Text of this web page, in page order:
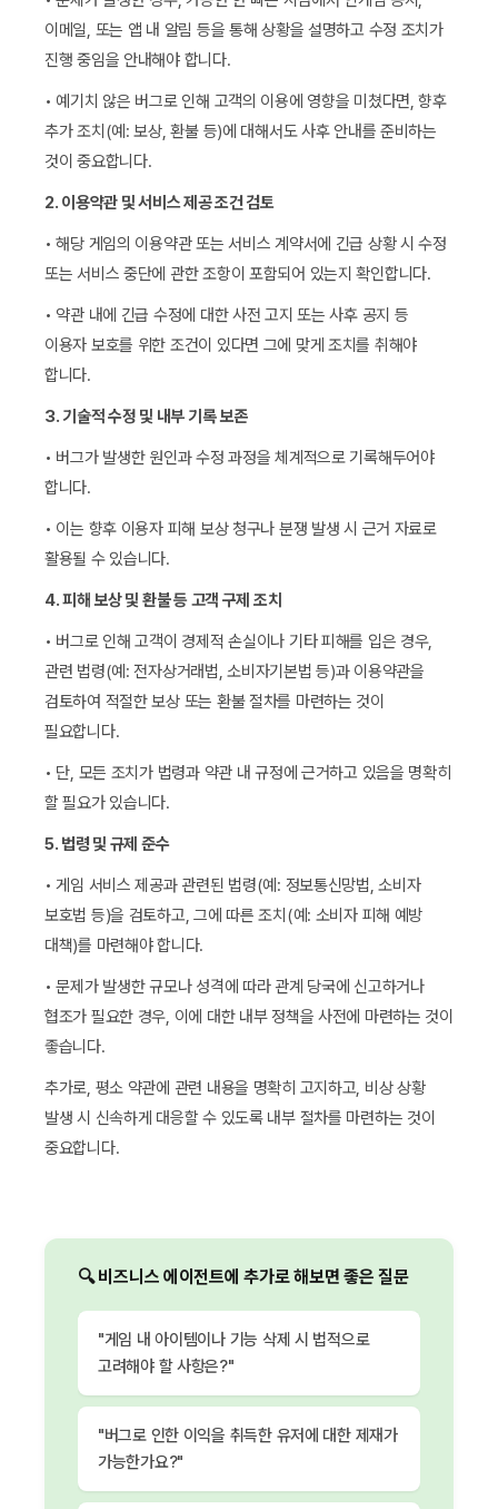
이메일, 또는 앱 내 알림 등을 통해 상황을 설명하고 수정 조치가
진행 중임을 안내해야 합니다.
• 예기치 않은 버그로 인해 고객의 이용에 영향을 미쳤다면, 향후
추가 조치(예: 보상, 환불 등)에 대해서도 사후 안내를 준비하는
것이 중요합니다.
2. 이용약관 및 서비스 제공 조건 검토
• 해당 게임의 이용약관 또는 서비스 계약서에 긴급 상황 시 수정
또는 서비스 중단에 관한 조항이 포함되어 있는지 확인합니다.
• 약관 내에 긴급 수정에 대한 사전 고지 또는 사후 공지 등
이용자 보호를 위한 조건이 있다면 그에 맞게 조치를 취해야
합니다.
3. 기술적 수정 및 내부 기록 보존
• 버그가 발생한 원인과 수정 과정을 체계적으로 기록해두어야
합니다.
• 이는 향후 이용자 피해 보상 청구나 분쟁 발생 시 근거 자료로
활용될 수 있습니다.
4. 피해 보상 및 환불 등 고객 구제 조치
• 버그로 인해 고객이 경제적 손실이나 기타 피해를 입은 경우,
관련 법령(예: 전자상거래법, 소비자기본법 등)과 이용약관을
검토하여 적절한 보상 또는 환불 절차를 마련하는 것이
필요합니다.
• 단, 모든 조치가 법령과 약관 내 규정에 근거하고 있음을 명확히
할 필요가 있습니다.
5. 법령 및 규제 준수
• 게임 서비스 제공과 관련된 법령(예: 정보통신망법, 소비자
보호법 등)을 검토하고, 그에 따른 조치(예: 소비자 피해 예방
대책)를 마련해야 합니다.
• 문제가 발생한 규모나 성격에 따라 관계 당국에 신고하거나
협조가 필요한 경우, 이에 대한 내부 정책을 사전에 마련하는 것이
좋습니다.
추가로, 평소 약관에 관련 내용을 명확히 고지하고, 비상 상황
발생 시 신속하게 대응할 수 있도록 내부 절차를 마련하는 것이
중요합니다.
🔍 비즈니스 에이전트에 추가로 해보면 좋은 질문
"게임 내 아이템이나 기능 삭제 시 법적으로
고려해야 할 사항은?"
"버그로 인한 이익을 취득한 유저에 대한 제재가
가능한가요?"